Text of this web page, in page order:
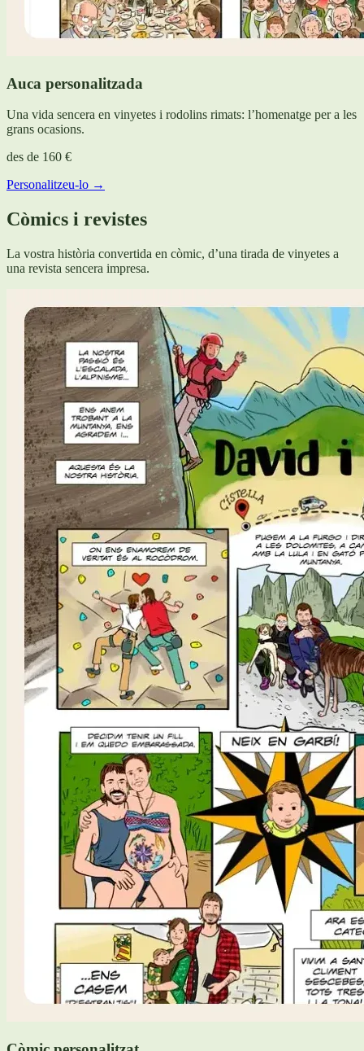
Auca personalitzada
Una vida sencera en vinyetes i rodolins rimats: l’homenatge per a les
grans ocasions.
des de 160 €
Personalitzeu-lo →
Còmics i revistes
La vostra història convertida en còmic, d’una tirada de vinyetes a
una revista sencera impresa.